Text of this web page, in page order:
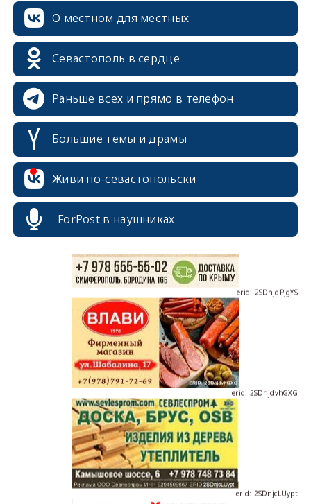
О местном для местных
Севастополь в сердце
Раньше всех и прямо в телефон
Большие темы и драмы
Живи по-севастопольски
ForPost в наушниках
erid: 2SDnjcrDNw6
erid: 2SDnjdvhGXG
erid: 2SDnjcLUypt